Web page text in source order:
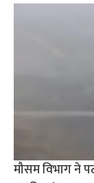
मौसम विभाग ने